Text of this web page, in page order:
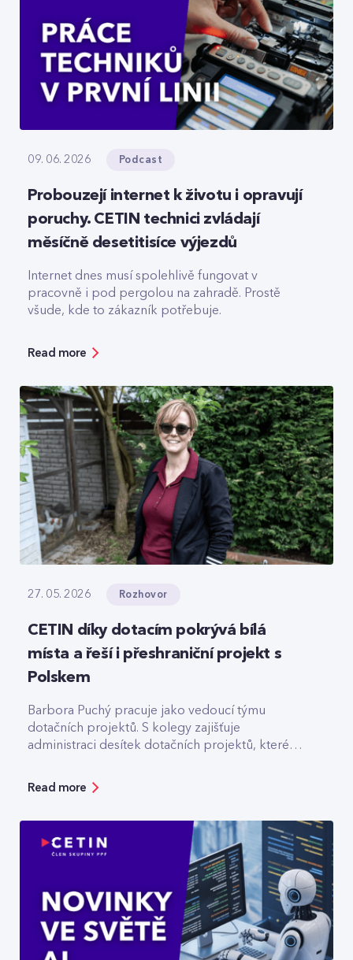
09. 06. 2026 Podcast
Probouzejí internet k životu i opravují
poruchy. CETIN technici zvládají
měsíčně desetitisíce výjezdů
Internet dnes musí spolehlivě fungovat v
pracovně i pod pergolou na zahradě. Prostě
všude, kde to zákazník potřebuje.
Read more
27. 05. 2026 Rozhovor
CETIN díky dotacím pokrývá bílá
místa a řeší i přeshraniční projekt s
Polskem
Barbora Puchý pracuje jako vedoucí týmu
dotačních projektů. S kolegy zajišťuje
administraci desítek dotačních projektů, které
lokalitách.
Read more